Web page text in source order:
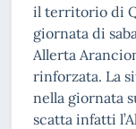
il territorio di
giornata di
Allerta
rinforzata. La
nella giornata
scatta infatti